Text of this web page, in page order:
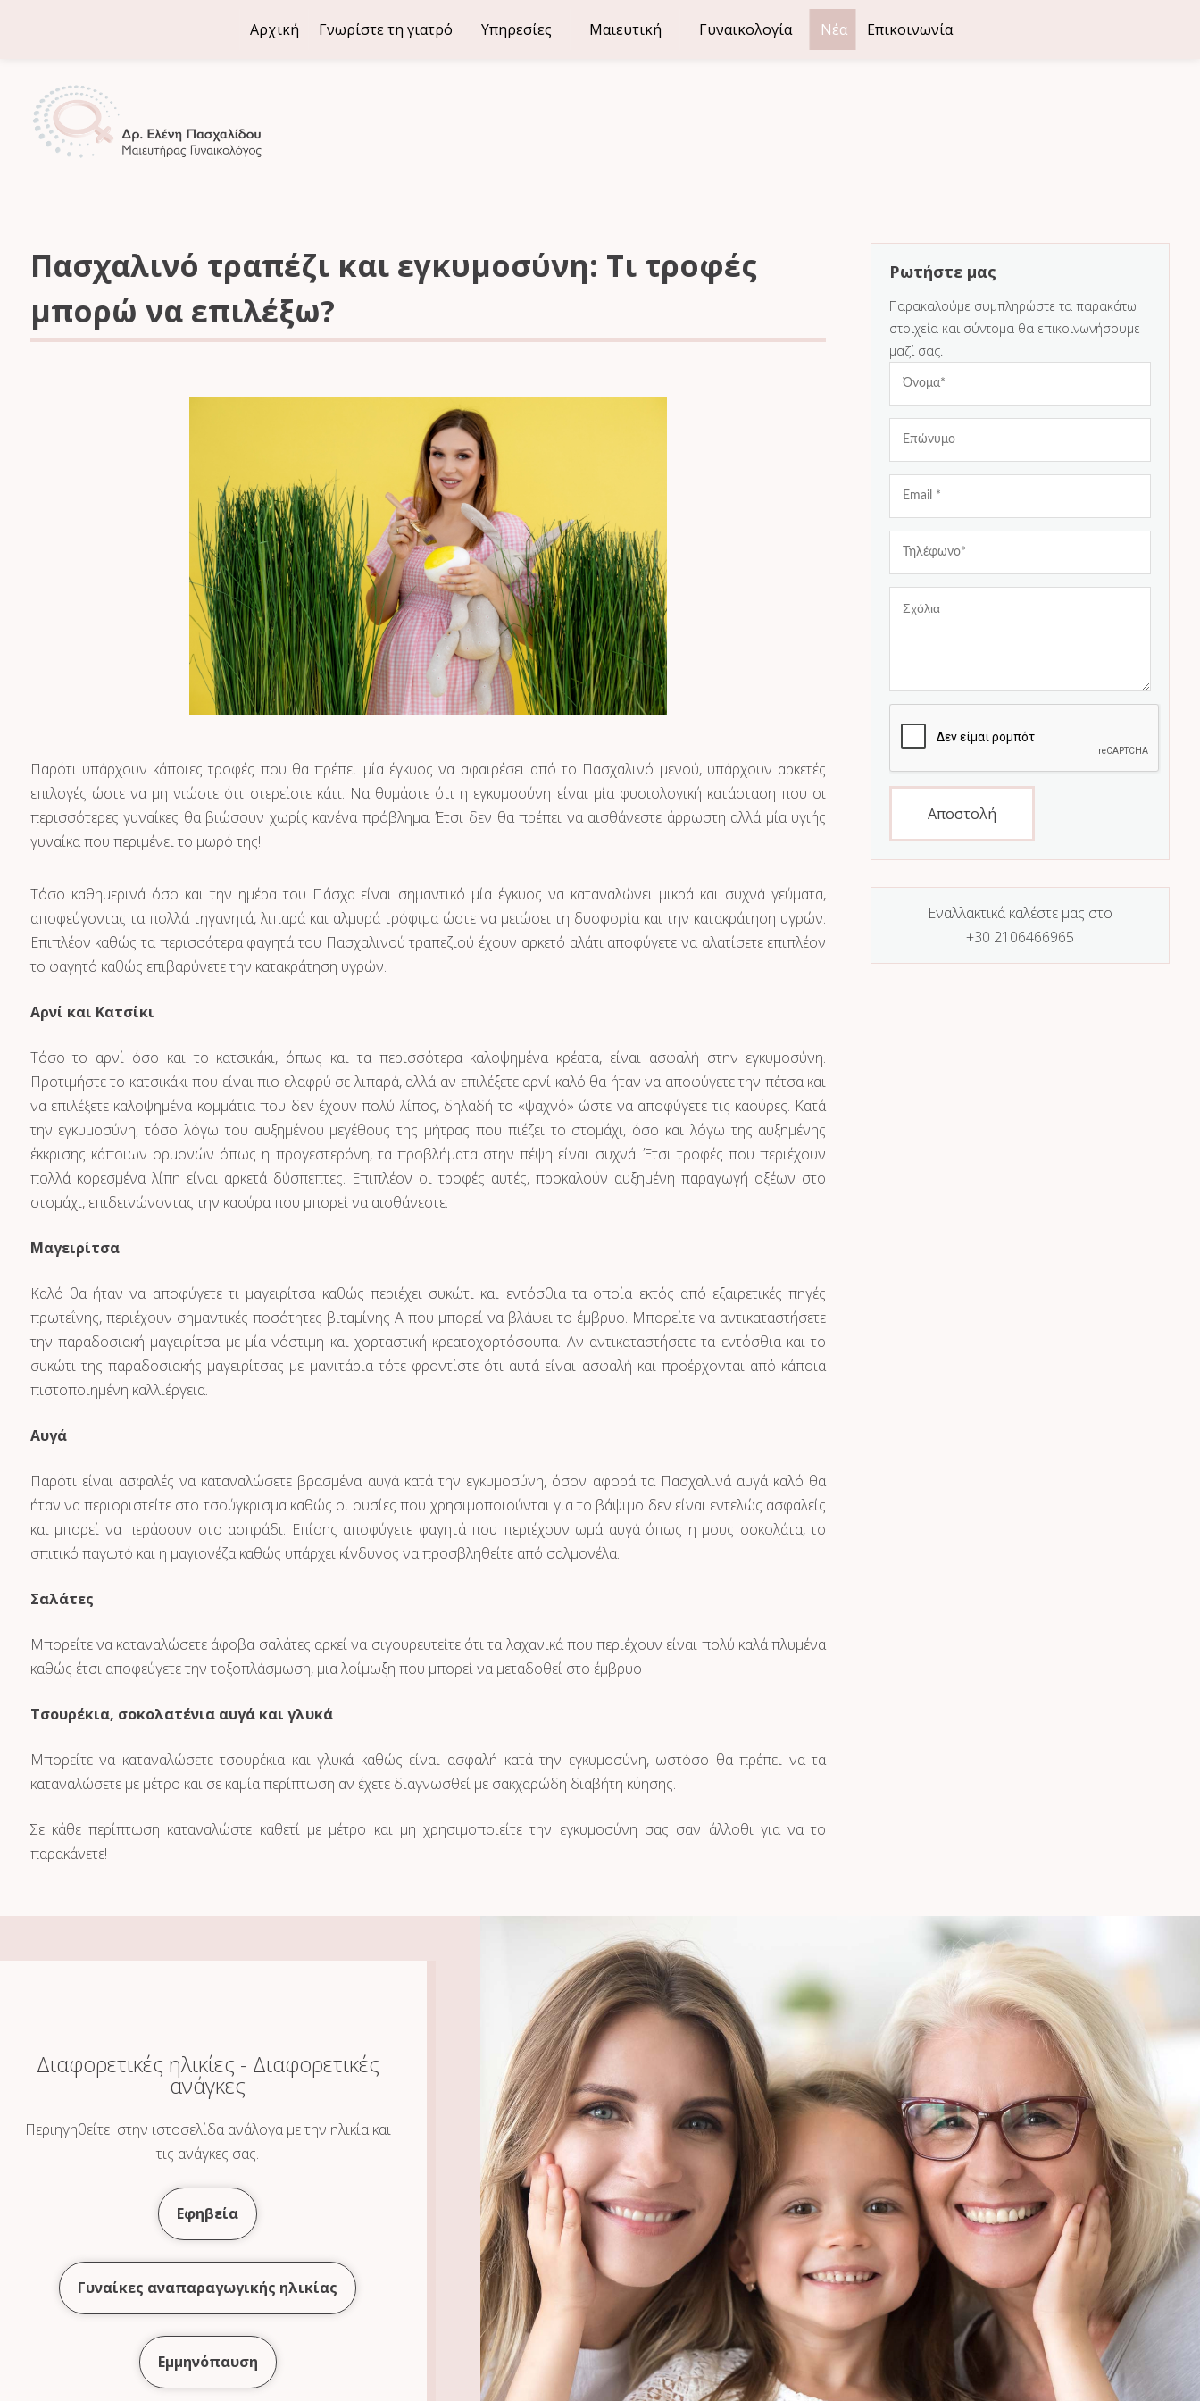
Διεύθυνση: Λεωφ. Κηφισίας 250-254, 15231 Χαλάνδρι
Αρχική Γνωρίστε τη γιατρό Υπηρεσίες Μαιευτική Γυναικολογία Νέα Επικοινωνία
Πασχαλινό τραπέζι και εγκυμοσύνη: Τι τροφές
μπορώ να επιλέξω?
Παρότι υπάρχουν κάποιες τροφές που θα πρέπει μία έγκυος να αφαιρέσει από το Πασχαλινό μενού, υπάρχουν αρκετές
επιλογές ώστε να μη νιώστε ότι στερείστε κάτι. Να θυμάστε ότι η εγκυμοσύνη είναι μία φυσιολογική κατάσταση που οι
περισσότερες γυναίκες θα βιώσουν χωρίς κανένα πρόβλημα. Έτσι δεν θα πρέπει να αισθάνεστε άρρωστη αλλά μία υγιής
γυναίκα που περιμένει το μωρό της!
Τόσο καθημερινά όσο και την ημέρα του Πάσχα είναι σημαντικό μία έγκυος να καταναλώνει μικρά και συχνά γεύματα,
αποφεύγοντας τα πολλά τηγανητά, λιπαρά και αλμυρά τρόφιμα ώστε να μειώσει τη δυσφορία και την κατακράτηση υγρών.
Επιπλέον καθώς τα περισσότερα φαγητά του Πασχαλινού τραπεζιού έχουν αρκετό αλάτι αποφύγετε να αλατίσετε επιπλέον
το φαγητό καθώς επιβαρύνετε την κατακράτηση υγρών.
Αρνί και Κατσίκι
Τόσο το αρνί όσο και το κατσικάκι, όπως και τα περισσότερα καλοψημένα κρέατα, είναι ασφαλή στην εγκυμοσύνη.
Προτιμήστε το κατσικάκι που είναι πιο ελαφρύ σε λιπαρά, αλλά αν επιλέξετε αρνί καλό θα ήταν να αποφύγετε την πέτσα και
να επιλέξετε καλοψημένα κομμάτια που δεν έχουν πολύ λίπος, δηλαδή το «ψαχνό» ώστε να αποφύγετε τις καούρες. Κατά
την εγκυμοσύνη, τόσο λόγω του αυξημένου μεγέθους της μήτρας που πιέζει το στομάχι, όσο και λόγω της αυξημένης
έκκρισης κάποιων ορμονών όπως η προγεστερόνη, τα προβλήματα στην πέψη είναι συχνά. Έτσι τροφές που περιέχουν
πολλά κορεσμένα λίπη είναι αρκετά δύσπεπτες. Επιπλέον οι τροφές αυτές, προκαλούν αυξημένη παραγωγή οξέων στο
στομάχι, επιδεινώνοντας την καούρα που μπορεί να αισθάνεστε.
Μαγειρίτσα
Καλό θα ήταν να αποφύγετε τι μαγειρίτσα καθώς περιέχει συκώτι και εντόσθια τα οποία εκτός από εξαιρετικές πηγές
πρωτεΐνης, περιέχουν σημαντικές ποσότητες βιταμίνης Α που μπορεί να βλάψει το έμβρυο. Μπορείτε να αντικαταστήσετε
την παραδοσιακή μαγειρίτσα με μία νόστιμη και χορταστική κρεατοχορτόσουπα. Αν αντικαταστήσετε τα εντόσθια και το
συκώτι της παραδοσιακής μαγειρίτσας με μανιτάρια τότε φροντίστε ότι αυτά είναι ασφαλή και προέρχονται από κάποια
πιστοποιημένη καλλιέργεια.
Αυγά
Παρότι είναι ασφαλές να καταναλώσετε βρασμένα αυγά κατά την εγκυμοσύνη, όσον αφορά τα Πασχαλινά αυγά καλό θα
ήταν να περιοριστείτε στο τσούγκρισμα καθώς οι ουσίες που χρησιμοποιούνται για το βάψιμο δεν είναι εντελώς ασφαλείς
και μπορεί να περάσουν στο ασπράδι. Επίσης αποφύγετε φαγητά που περιέχουν ωμά αυγά όπως η μους σοκολάτα, το
σπιτικό παγωτό και η μαγιονέζα καθώς υπάρχει κίνδυνος να προσβληθείτε από σαλμονέλα.
Σαλάτες
Μπορείτε να καταναλώσετε άφοβα σαλάτες αρκεί να σιγουρευτείτε ότι τα λαχανικά που περιέχουν είναι πολύ καλά πλυμένα
καθώς έτσι αποφεύγετε την τοξοπλάσμωση, μια λοίμωξη που μπορεί να μεταδοθεί στο έμβρυο
Τσουρέκια, σοκολατένια αυγά και γλυκά
Μπορείτε να καταναλώσετε τσουρέκια και γλυκά καθώς είναι ασφαλή κατά την εγκυμοσύνη, ωστόσο θα πρέπει να τα
καταναλώσετε με μέτρο και σε καμία περίπτωση αν έχετε διαγνωσθεί με σακχαρώδη διαβήτη κύησης.
Σε κάθε περίπτωση καταναλώστε καθετί με μέτρο και μη χρησιμοποιείτε την εγκυμοσύνη σας σαν άλλοθι για να το
παρακάνετε!
Ρωτήστε μας
Παρακαλούμε συμπληρώστε τα παρακάτω
στοιχεία και σύντομα θα επικοινωνήσουμε
μαζί σας.
Αποστολή
Εναλλακτικά καλέστε μας στο
+30 2106466965
Διαφορετικές ηλικίες - Διαφορετικές
ανάγκες
Περιηγηθείτε στην ιστοσελίδα ανάλογα με την ηλικία και
τις ανάγκες σας.
Εφηβεία
Γυναίκες αναπαραγωγικής ηλικίας
Εμμηνόπαυση